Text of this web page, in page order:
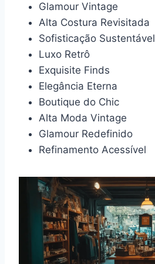
Glamour Vintage
Alta Costura Revisitada
Sofisticação Sustentável
Luxo Retrô
Exquisite Finds
Elegância Eterna
Boutique do Chic
Alta Moda Vintage
Glamour Redefinido
Refinamento Acessível